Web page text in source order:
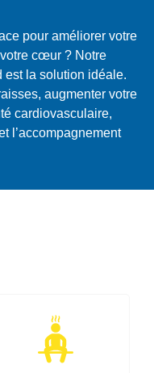
pour améliorer votre
cœur ? Notre
est la solution idéale.
augmenter votre
cardiovasculaire,
l’accompagnement